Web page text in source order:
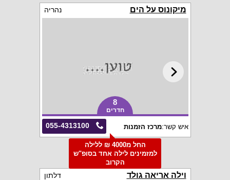
מיקונוס על הים נהריה
8
חדרים
055-4313100 איש קשר:מרכז הזמנות
החל מ4000 ₪ ללילה
למזמינים לילה אחד בסופ"ש
הקרוב
וילה אריאה גולד דלתון